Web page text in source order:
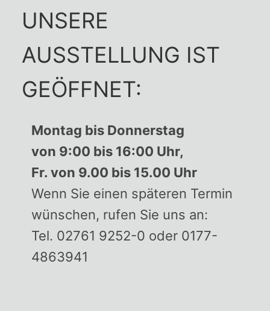
UNSERE
AUSSTELLUNG IST
GEÖFFNET:
Montag bis Donnerstag
von 9:00 bis 16:00 Uhr,
Fr. von 9.00 bis 15.00 Uhr
Wenn Sie einen späteren Termin
wünschen, rufen Sie uns an:
Tel. 02761 9252-0 oder 0177-
4863941